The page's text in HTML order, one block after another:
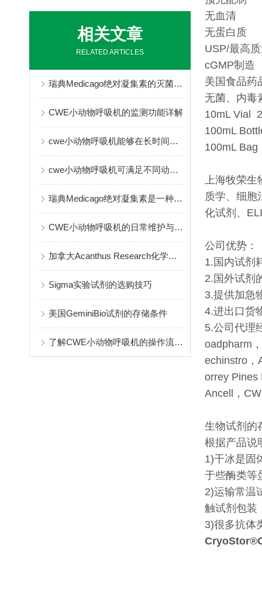
相关文章
RELATED ARTICLES
瑞典Medicago绝对凝集素的灭菌方式
CWE小动物呼吸机的监测功能详解
cwe小动物呼吸机能够在长时间实验中保持一致的输出
cwe小动物呼吸机可满足不同动物的生理需要
瑞典Medicago绝对凝集素是一种创新的免疫疗法
CWE小动物呼吸机的日常维护与保养指南
加拿大Acanthus Research化学试剂的作用与应用
Sigma实验试剂的选购技巧
美国GeminiBio试剂的存储条件
了解CWE小动物呼吸机的操作流程与维护
无血清
无蛋白质
USP/最高
cGMP制造
美国食品药
无菌、内毒
10mL Vial
100mL
100mL
上海牧荣生
质学、细胞
化试剂、
公司优势：
1.国内试剂
2.国外试剂
3.提供加急
4.进出口货
5.公司代理
oadpharm
echinstro，
orrey Pines
Ancell，
生物试剂的
根据产品说
1)干冰是固
于些酶类等
2)运输常温
触试剂包装
3)很多抗体